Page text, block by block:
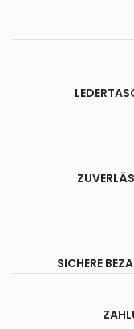
SICHERE